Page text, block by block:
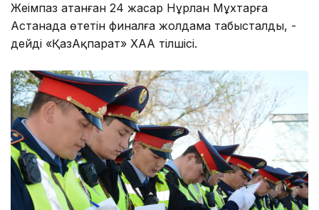
Жеңімпаз атанған 24 жасар Нұрлан Мұхтарға
Астанада өтетін финалға жолдама табысталды, -
дейді «ҚазАқпарат» ХАА тілшісі.